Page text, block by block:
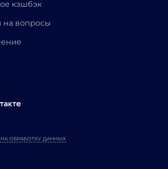
кэшбэк
на вопросы
ОБРАБОТКУ ДАННЫХ